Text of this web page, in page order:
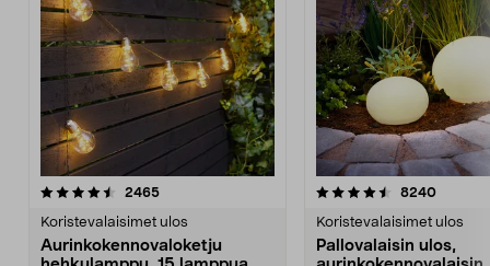
2465arvostelut
Koristevalaisimet ulos
Aurinkokennovaloketju
4.5 viidestä
8240
Koristevalaisimet ulos
Pallovalaisin ulos,
4.5 viidestä